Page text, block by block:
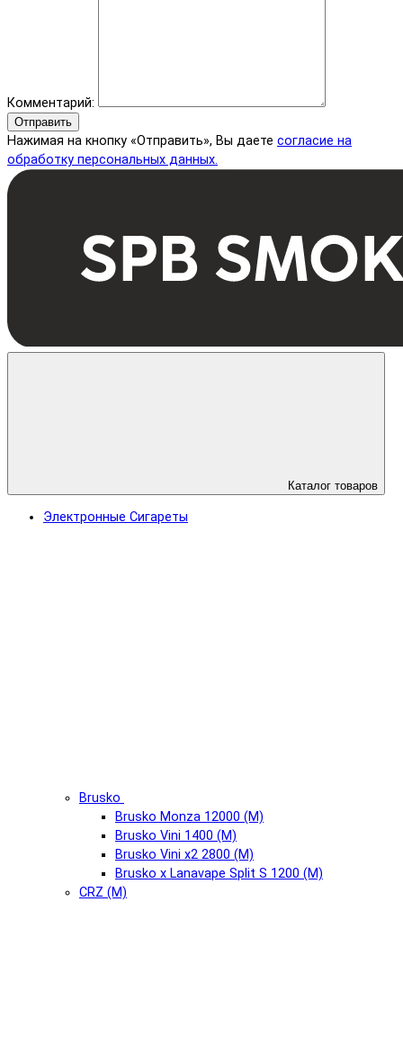
Комментарий:
Отправить
Нажимая на кнопку «Отправить», Вы даете согласие на
обработку персональных данных.
Каталог товаров
Электронные Сигареты
Brusko
Brusko Monza 12000 (М)
Brusko Vini 1400 (М)
Brusko Vini x2 2800 (М)
Brusko x Lanavape Split S 1200 (М)
CRZ (М)